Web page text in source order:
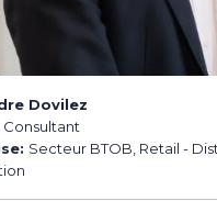
Dovilez
Consultant
Secteur BTOB, Retail -